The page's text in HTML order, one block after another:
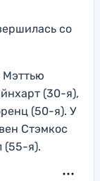
со
Мэттью
(30-я),
(50-я). У
Стэмкос
(55-я).